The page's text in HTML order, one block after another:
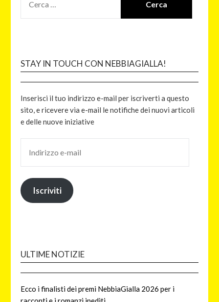
STAY IN TOUCH CON NEBBIAGIALLA!
Inserisci il tuo indirizzo e-mail per iscriverti a questo
sito, e ricevere via e-mail le notifiche dei nuovi articoli
e delle nuove iniziative
Iscriviti
ULTIME NOTIZIE
Ecco i finalisti dei premi NebbiaGialla 2026 per i